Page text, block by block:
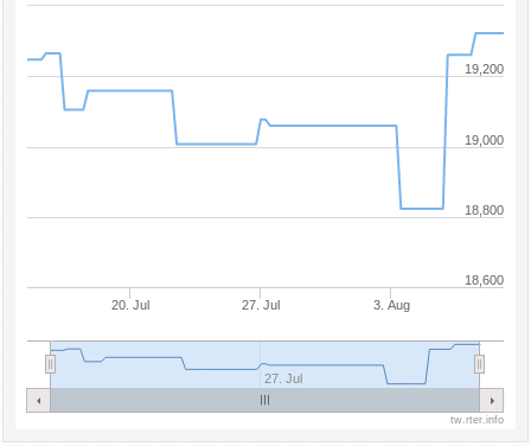
20. Jul 27. Jul 3. Aug
27. Jul
18,600
18,800
19,000
19,200
tw.rter.info